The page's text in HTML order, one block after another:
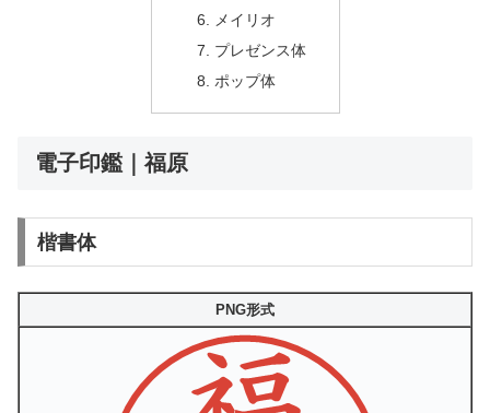
メイリオ
プレゼンス体
ポップ体
電子印鑑｜福原
楷書体
PNG形式